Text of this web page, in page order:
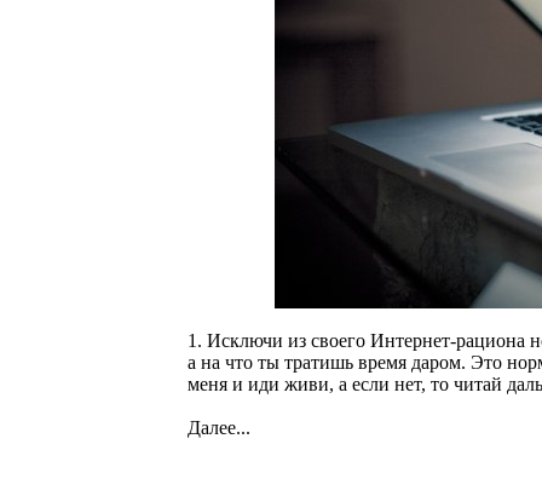
1. Исключи из своего Интернет-рациона
а на что ты тратишь время даром. Это
меня и иди живи, а если нет, то читай
Далее...